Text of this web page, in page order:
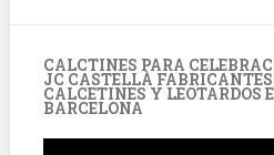
CALCTINES PARA
JC CASTELLÀ FABRICANTES
CALCETINES Y LEOTARDOS
BARCELONA